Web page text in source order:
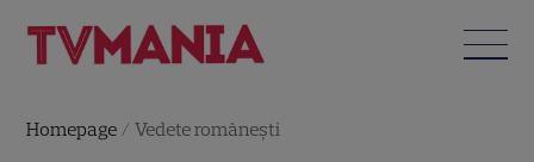
Homepage /Vedete româneşti